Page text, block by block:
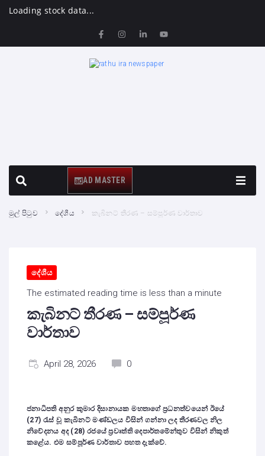
Loading stock data...
AD MASTER
මුල් පිටුව දේශීය කැබිනට් තීරණ – සම්පූර්ණ වාර්තාව
දේශීය
The estimated reading time is less than a minute
කැබිනට් තීරණ – සම්පූර්ණ
වාර්තාව
April 28, 2026 0
ජනාධිපති අනුර කුමාර දිසානායක මහතාගේ ප්‍රධනත්වයෙන් ඊයේ
(27) රැස් වූ කැබිනට් මණ්ඩලය විසින් ගන්නා ලද තීරණවල නිල
නිවේදනය අද (28) රජයේ ප්‍රවෘත්ති දෙපාර්තමේන්තුව විසින් නිකුත්
කළේය. එම සම්පූර්ණ වාර්තාව පහත දැක්වේ.